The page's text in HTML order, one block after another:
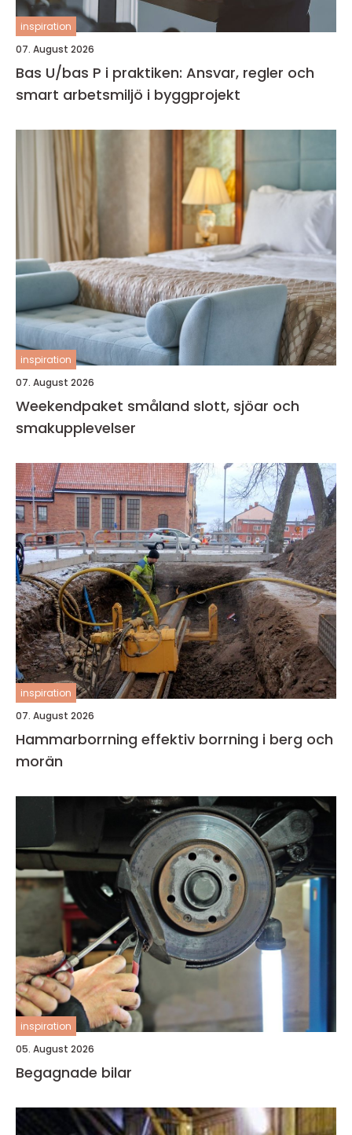
inspiration
07. August 2026
Bas U/bas P i praktiken: Ansvar, regler och
smart arbetsmiljö i byggprojekt
inspiration
07. August 2026
Weekendpaket småland slott, sjöar och
smakupplevelser
inspiration
07. August 2026
Hammarborrning effektiv borrning i berg och
morän
inspiration
05. August 2026
Begagnade bilar